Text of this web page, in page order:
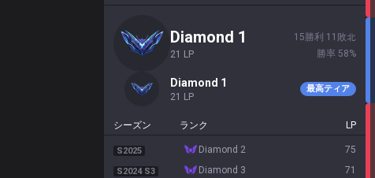
diamond 1
21 LP
15 勝利 11 敗北
勝率 58%
diamond 1
21 LP
最高ティア
シーズン ランク LP
S2025 diamond 2 75
S2024 S3 diamond 3 71